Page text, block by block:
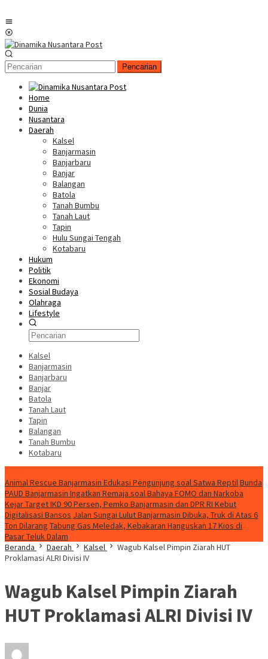
Pencarian
Home
Dunia
Nusantara
Daerah
Kalsel
Banjarmasin
Banjarbaru
Banjar
Balangan
Batola
Tanah Bumbu
Tanah Laut
Tapin
Hulu Sungai Tengah
Kotabaru
Hukum
Politik
Ekonomi
Sosial Budaya
Olahraga
Lifestyle
Kalsel
Banjarmasin
Banjarbaru
Banjar
Batola
Tanah Laut
Tapin
Balangan
Tanah Bumbu
Kotabaru
Animal Rescue Banjarmasin Edukasi Pengunjung soal Satwa ReptilBunda
PAUD Banjarmasin Ingatkan Remaja soal Bahaya FOMO dan Narkoba
Kejar Target IKD 90 Persen, Pemko Banjarmasin dan DPR RI Kebut
Digitalisasi Bansos Jalan Sungai Lulut Banjarmasin Dibuka, Truk di Atas 6
Ton Dilarang Tabung Gas Meledak, Kebakaran Hanguskan 17 Kios di
Pasar Teluk Dalam
Beranda
Daerah Kalsel
Wagub Kalsel Pimpin Ziarah HUT
Proklamasi ALRI Divisi IV
Wagub Kalsel Pimpin Ziarah
HUT Proklamasi ALRI Divisi IV